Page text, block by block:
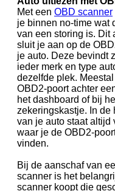
Met een OBD scanner
je binnen no-time wat
van een storing is. Dit
sluit je aan op de
je auto. Deze bevindt
ieder merk en type
dezelfde plek.
OBD2-poort achter
het dashboard of bij
zekeringskastje. In de
van je auto staat altijd
waar je de OBD2-
vinden.
Bij de aanschaf van
scanner is het
scanner koopt die